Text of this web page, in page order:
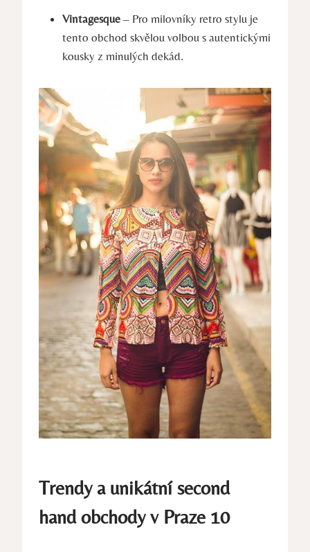
Vintagesque – Pro milovníky retro stylu je
tento obchod skvělou volbou s autentickými
kousky z minulých dekád.
Trendy a unikátní second
hand obchody v Praze 10